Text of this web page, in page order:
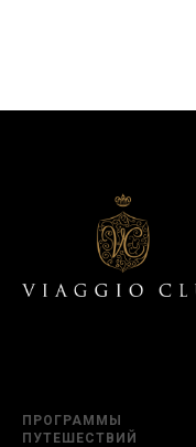
ПРОГРАММЫ
ПУТЕШЕСТВИЙ